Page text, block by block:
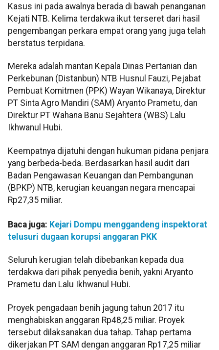
Kasus ini pada awalnya berada di bawah penanganan
Kejati NTB. Kelima terdakwa ikut terseret dari hasil
pengembangan perkara empat orang yang juga telah
berstatus terpidana.
Mereka adalah mantan Kepala Dinas Pertanian dan
Perkebunan (Distanbun) NTB Husnul Fauzi, Pejabat
Pembuat Komitmen (PPK) Wayan Wikanaya, Direktur
PT Sinta Agro Mandiri (SAM) Aryanto Prametu, dan
Direktur PT Wahana Banu Sejahtera (WBS) Lalu
Ikhwanul Hubi.
Keempatnya dijatuhi dengan hukuman pidana penjara
yang berbeda-beda. Berdasarkan hasil audit dari
Badan Pengawasan Keuangan dan Pembangunan
(BPKP) NTB, kerugian keuangan negara mencapai
Rp27,35 miliar.
Baca juga: Kejari Dompu menggandeng inspektorat
telusuri dugaan korupsi anggaran PKK
Seluruh kerugian telah dibebankan kepada dua
terdakwa dari pihak penyedia benih, yakni Aryanto
Prametu dan Lalu Ikhwanul Hubi.
Proyek pengadaan benih jagung tahun 2017 itu
menghabiskan anggaran Rp48,25 miliar. Proyek
tersebut dilaksanakan dua tahap. Tahap pertama
dikerjakan PT SAM dengan anggaran Rp17,25 miliar